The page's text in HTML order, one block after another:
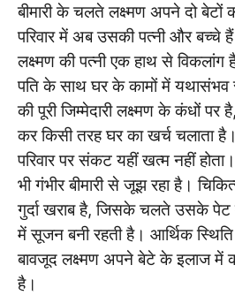
बीमारी के चलते लक्ष्मण अपने दो बेटों
परिवार में अब उसकी पत्नी और बच्चे
लक्ष्मण की पत्नी एक हाथ से
पति के साथ घर के कामों में यथासंभव
की पूरी जिम्मेदारी लक्ष्मण के कंधों
कर किसी तरह घर का खर्च चलाता है।
परिवार पर संकट यहीं खत्म नहीं
भी गंभीर बीमारी से जूझ रहा है।
गुर्दा खराब है, जिसके चलते उसके पेट
में सूजन बनी रहती है। आर्थिक
बावजूद लक्ष्मण अपने बेटे के इलाज में
है।